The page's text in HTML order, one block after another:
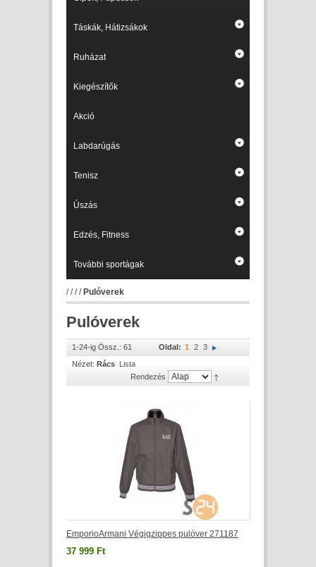
Táskák, Hátizsákok
Ruházat
Kiegészítők
Akció
Labdarúgás
Tenisz
Úszás
Edzés, Fitness
További sportágak
//// Pulóverek
Pulóverek
1-24-ig Össz.: 61 Oldal: 1 2
3
Nézet: Rács Lista
Rendezés
EmporioArmani Végigzippes pulóver 271187
37 999 Ft